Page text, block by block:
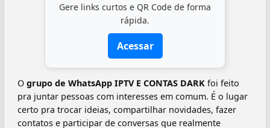
Gere links curtos e QR Code de forma
rápida.
Acessar
O grupo de WhatsApp IPTV E CONTAS DARK foi feito
pra juntar pessoas com interesses em comum. É o lugar
certo pra trocar ideias, compartilhar novidades, fazer
contatos e participar de conversas que realmente